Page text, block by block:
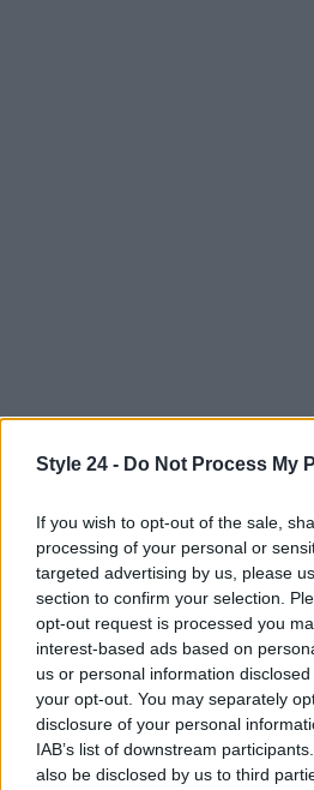
Style 24 - Do Not Process My
If you wish to opt-out of the sale,
processing of your personal or
targeted advertising by us, please
section to confirm your selection.
opt-out request is processed you
interest-based ads based on
us or personal information
your opt-out. You may separately
disclosure of your personal
IAB’s list of downstream
also be disclosed by us to third
Continua a leggere
LIFESTYLE